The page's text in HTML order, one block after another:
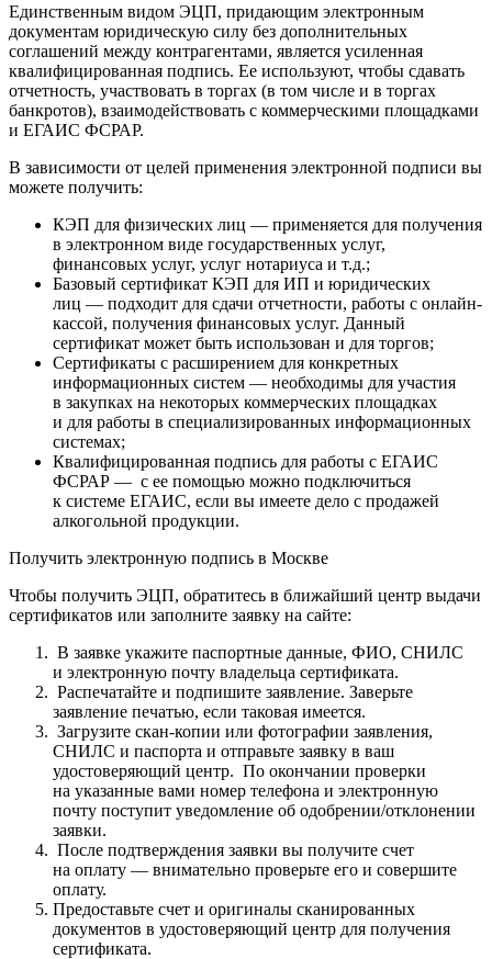
Единственным видом ЭЦП, придающим электронным
документам юридическую силу без дополнительных
соглашений между контрагентами, является усиленная
квалифицированная подпись. Ее используют, чтобы сдавать
отчетность, участвовать в торгах (в том числе и в торгах
банкротов), взаимодействовать с коммерческими площадками
и ЕГАИС ФСРАР.
В зависимости от целей применения электронной подписи вы
можете получить:
КЭП для физических лиц — применяется для получения
в электронном виде государственных услуг,
финансовых услуг, услуг нотариуса и т.д.;
Базовый сертификат КЭП для ИП и юридических
лиц — подходит для сдачи отчетности, работы с онлайн-
кассой, получения финансовых услуг. Данный
сертификат может быть использован и для торгов;
Сертификаты с расширением для конкретных
информационных систем — необходимы для участия
в закупках на некоторых коммерческих площадках
и для работы в специализированных информационных
системах;
Квалифицированная подпись для работы с ЕГАИС
ФСРАР — с ее помощью можно подключиться
к системе ЕГАИС, если вы имеете дело с продажей
алкогольной продукции.
Получить электронную подпись в Москве
Чтобы получить ЭЦП, обратитесь в ближайший центр выдачи
сертификатов или заполните заявку на сайте:
В заявке укажите паспортные данные, ФИО, СНИЛС
и электронную почту владельца сертификата.
Распечатайте и подпишите заявление. Заверьте
заявление печатью, если таковая имеется.
Загрузите скан-копии или фотографии заявления,
СНИЛС и паспорта и отправьте заявку в ваш
удостоверяющий центр. По окончании проверки
на указанные вами номер телефона и электронную
почту поступит уведомление об одобрении/отклонении
заявки.
После подтверждения заявки вы получите счет
на оплату — внимательно проверьте его и совершите
оплату.
Предоставьте счет и оригиналы сканированных
документов в удостоверяющий центр для получения
сертификата.